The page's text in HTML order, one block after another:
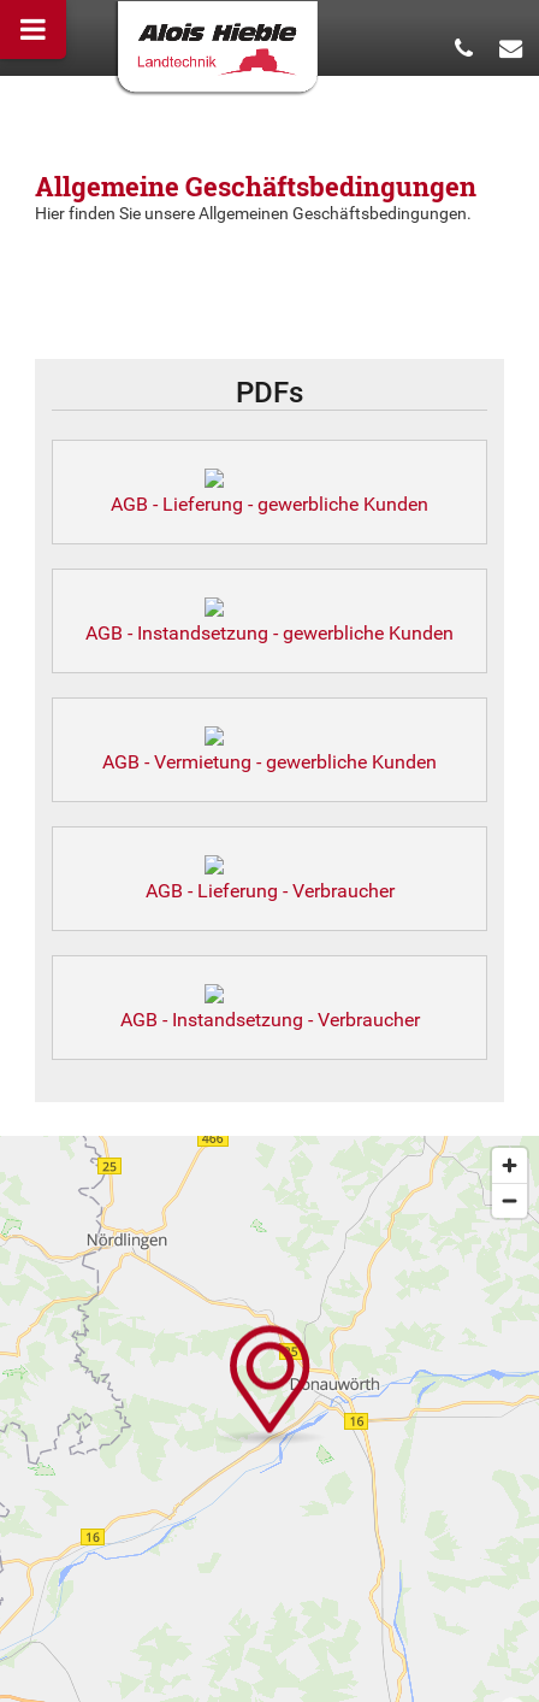
Allgemeine Geschäftsbedingungen
Hier finden Sie unsere Allgemeinen Geschäftsbedingungen.
PDFs
AGB - Lieferung - gewerbliche Kunden
AGB - Instandsetzung - gewerbliche Kunden
AGB - Vermietung - gewerbliche Kunden
AGB - Lieferung - Verbraucher
AGB - Instandsetzung - Verbraucher